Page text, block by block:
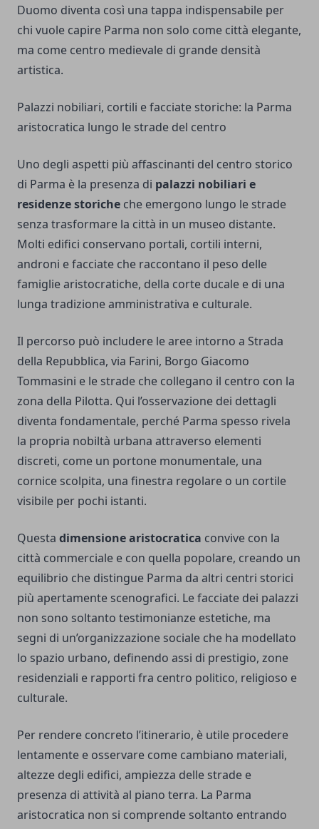
Duomo diventa così una tappa indispensabile per
chi vuole capire Parma non solo come città elegante,
ma come centro medievale di grande densità
artistica.
Palazzi nobiliari, cortili e facciate storiche: la Parma
aristocratica lungo le strade del centro
Uno degli aspetti più affascinanti del centro storico
di Parma è la presenza di palazzi nobiliari e
residenze storiche che emergono lungo le strade
senza trasformare la città in un museo distante.
Molti edifici conservano portali, cortili interni,
androni e facciate che raccontano il peso delle
famiglie aristocratiche, della corte ducale e di una
lunga tradizione amministrativa e culturale.
Il percorso può includere le aree intorno a Strada
della Repubblica, via Farini, Borgo Giacomo
Tommasini e le strade che collegano il centro con la
zona della Pilotta. Qui l’osservazione dei dettagli
diventa fondamentale, perché Parma spesso rivela
la propria nobiltà urbana attraverso elementi
discreti, come un portone monumentale, una
cornice scolpita, una finestra regolare o un cortile
visibile per pochi istanti.
Questa dimensione aristocratica convive con la
città commerciale e con quella popolare, creando un
equilibrio che distingue Parma da altri centri storici
più apertamente scenografici. Le facciate dei palazzi
non sono soltanto testimonianze estetiche, ma
segni di un’organizzazione sociale che ha modellato
lo spazio urbano, definendo assi di prestigio, zone
residenziali e rapporti fra centro politico, religioso e
culturale.
Per rendere concreto l’itinerario, è utile procedere
lentamente e osservare come cambiano materiali,
altezze degli edifici, ampiezza delle strade e
presenza di attività al piano terra. La Parma
aristocratica non si comprende soltanto entrando